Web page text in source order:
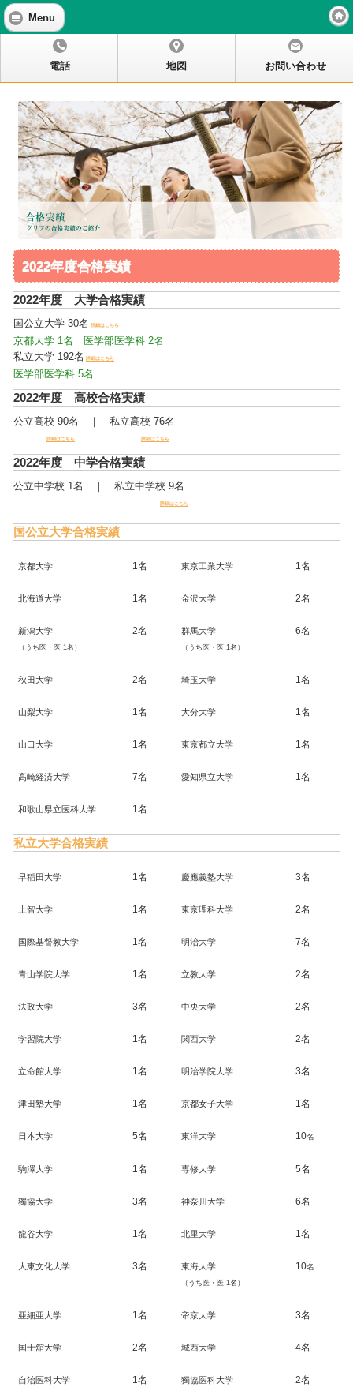
Menu
電話 地図 お問い合わせ
2022年度合格実績
2022年度 大学合格実績
国公立大学 30名 詳細はこちら
京都大学 1名 医学部医学科 2名
私立大学 192名 詳細はこちら
医学部医学科 5名
2022年度 高校合格実績
公立高校 90名 ｜ 私立高校 76名
詳細はこちら 詳細はこちら
2022年度 中学合格実績
公立中学校 1名 ｜ 私立中学校 9名
詳細はこちら
国公立大学合格実績
京都大学 1名 東京工業大学 1名
北海道大学 1名 金沢大学 2名
新潟大学
（うち医・医 1名）
2名 群馬大学
（うち医・医 1名）
6名
秋田大学 2名 埼玉大学 1名
山梨大学 1名 大分大学 1名
山口大学 1名 東京都立大学 1名
高崎経済大学 7名 愛知県立大学 1名
和歌山県立医科大学 1名
私立大学合格実績
早稲田大学 1名 慶應義塾大学 3名
上智大学 1名 東京理科大学 2名
国際基督教大学 1名 明治大学 7名
青山学院大学 1名 立教大学 2名
法政大学 3名 中央大学 2名
学習院大学 1名 関西大学 2名
立命館大学 1名 明治学院大学 3名
津田塾大学 1名 京都女子大学 1名
日本大学 5名 東洋大学 10名
駒澤大学 1名 専修大学 5名
獨協大学 3名 神奈川大学 6名
龍谷大学 1名 北里大学 1名
大東文化大学 3名 東海大学
（うち医・医 1名）
10名
亜細亜大学 1名 帝京大学 3名
国士舘大学 2名 城西大学 4名
自治医科大学 1名 獨協医科大学 2名